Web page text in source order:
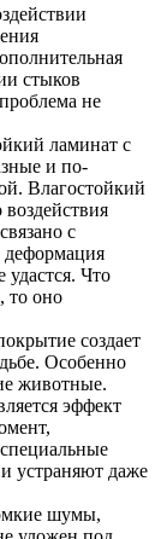
стыков
не
ламинат с
и по-
Влагостойкий
с
деформация
Что
то оно
создает
Особенно
животные.
эффект
устраняют даже
шумы,